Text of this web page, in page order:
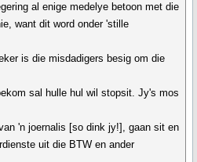
al enige medelye betoon met die
want dit word onder 'stille
is die misdadigers besig om die
sal hulle hul wil stopsit. Jy's mos
'n joernalis [so dink jy!], gaan sit en
uit die BTW en ander